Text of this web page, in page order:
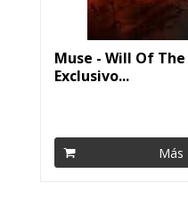
Muse - Will Of
Exclusivo...
Más